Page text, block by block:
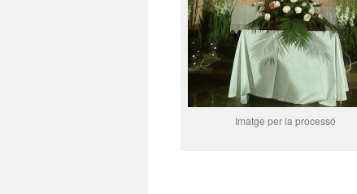
Imatge per la processó